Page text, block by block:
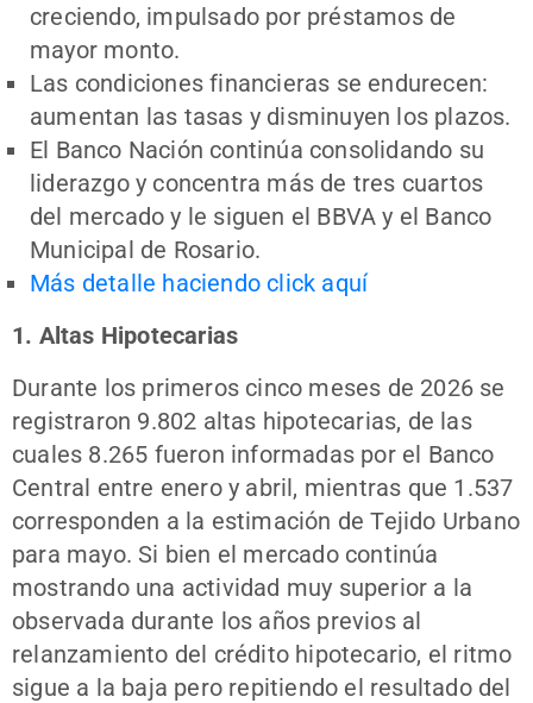
creciendo, impulsado por préstamos de
mayor monto.
Las condiciones financieras se endurecen:
aumentan las tasas y disminuyen los plazos.
El Banco Nación continúa consolidando su
liderazgo y concentra más de tres cuartos
del mercado y le siguen el BBVA y el Banco
Municipal de Rosario.
Más detalle haciendo click aquí
1. Altas Hipotecarias
Durante los primeros cinco meses de 2026 se
registraron 9.802 altas hipotecarias, de las
cuales 8.265 fueron informadas por el Banco
Central entre enero y abril, mientras que 1.537
corresponden a la estimación de Tejido Urbano
para mayo. Si bien el mercado continúa
mostrando una actividad muy superior a la
observada durante los años previos al
relanzamiento del crédito hipotecario, el ritmo
sigue a la baja pero repitiendo el resultado del